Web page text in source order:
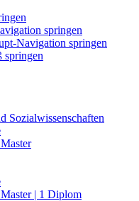
springen
Navigation springen
springen
Sozialwissenschaften
| 1 Diplom